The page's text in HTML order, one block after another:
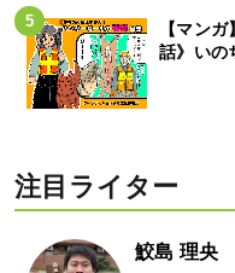
【マン
話》いの
注目ライター
鮫島 理央